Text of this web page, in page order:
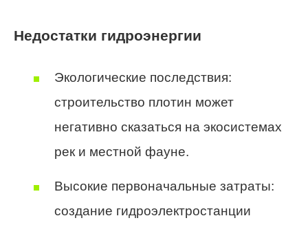
Недостатки гидроэнергии
Экологические последствия:
строительство плотин может
негативно сказаться на экосистемах
рек и местной фауне.
Высокие первоначальные затраты:
создание гидроэлектростанции